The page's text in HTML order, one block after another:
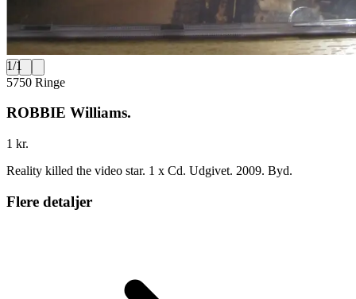
1/1
5750 Ringe
ROBBIE Williams.
1 kr.
Reality killed the video star. 1 x Cd. Udgivet. 2009. Byd.
Flere detaljer